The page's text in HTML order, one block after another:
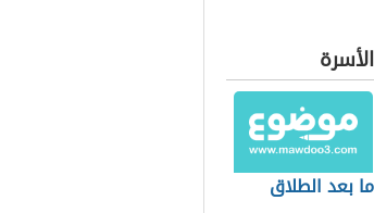
ما بعد الطلاق